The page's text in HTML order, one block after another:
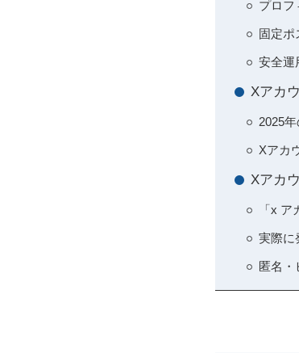
プロフ
固定ポ
安全運
Xアカ
2025
Xアカ
Xアカ
「x
実際に
匿名・